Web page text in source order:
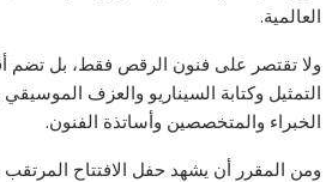
العالمية.
ولا تقتصر على فنون الرقص فقط، بل تضم
التمثيل وكتابة السيناريو والعزف
الخبراء والمتخصصين وأساتذة الفنون.
ومن المقرر أن يشهد حفل الافتتاح